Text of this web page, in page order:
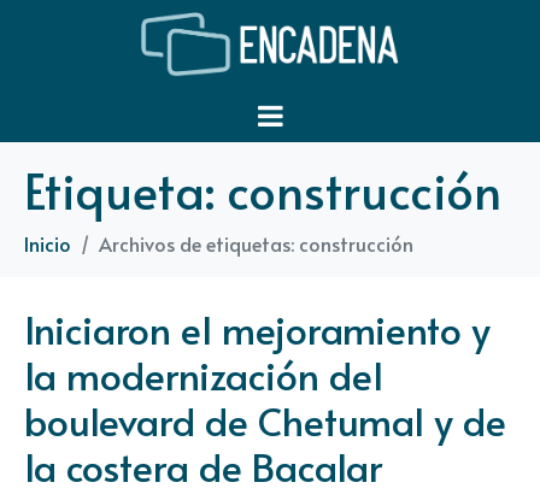
Etiqueta: construcción
Inicio Archivos de etiquetas: construcción
Iniciaron el mejoramiento y
la modernización del
boulevard de Chetumal y de
la costera de Bacalar